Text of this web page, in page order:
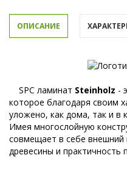
ОПИСАНИЕ
SPC ламинат Steinholz -
которое благодаря своим
уложено, как дома, так и в
Имея многослойную
совмещает в себе внешний
древесины и практичность